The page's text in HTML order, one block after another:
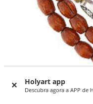
Holyart app
Descubra agora a APP de
Terço madeira